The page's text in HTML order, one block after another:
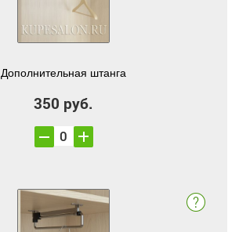
Дополнительная штанга
350 руб.